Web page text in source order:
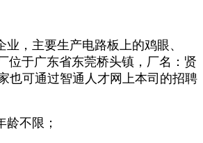
业，主要生产电路板上的鸡眼、
位于广东省东莞桥头镇，厂名：贤
也可通过智通人才网上本司的招聘
龄不限；